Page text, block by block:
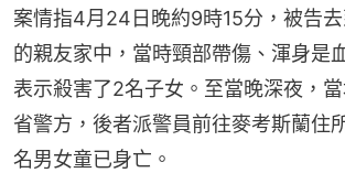
案情指4月24日晚約9時15分，被告去
的親友家中，當時頸部帶傷、渾身是
表示殺害了2名子女。至當晚深夜，
省警方，後者派警員前往麥考斯蘭住
名男女童已身亡。